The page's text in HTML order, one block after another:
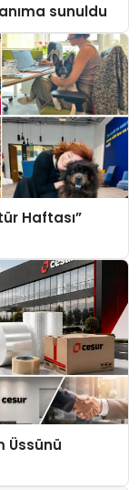
sunuldu
Haftası”
Üssünü